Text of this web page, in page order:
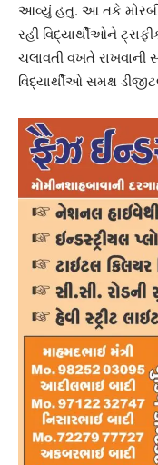
આવ્યું હતુ. આ તકે
રહી વિદ્યાર્થીઓને
ચલાવતી વખતે રાખવાની
વિદ્યાર્થીઓ સમક્ષ